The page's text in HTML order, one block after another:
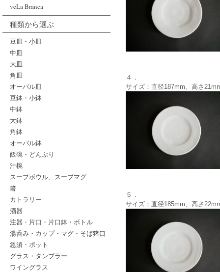
veLa Branca
種類から選ぶ
豆皿・小皿
中皿
大皿
角皿
オーバル皿
豆鉢・小鉢
中鉢
大鉢
角鉢
オーバル鉢
飯碗・どんぶり
汁椀
スープボウル、スープマグ
箸
カトラリー
酒器
注器・片口・片口鉢・ボトル
湯呑み・カップ・マグ・そば猪口
急須・ポット
グラス・タンブラー
ワイングラス
４．
サイズ：直径187mm、高さ
５．
サイズ：直径185mm、高さ